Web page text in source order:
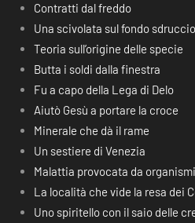
Contratti dal freddo
Una scivolata sul fondo
Teoria sull’origine delle specie
Butta i soldi dalla finestra
Fu a capo della Lega di Delo
Aiutò Gesù a portare la croce
Minerale che dà il rame
Un sestiere di Venezia
Malattia provocata da
La località che vide la resa dei
Uno spiritello con il saio delle